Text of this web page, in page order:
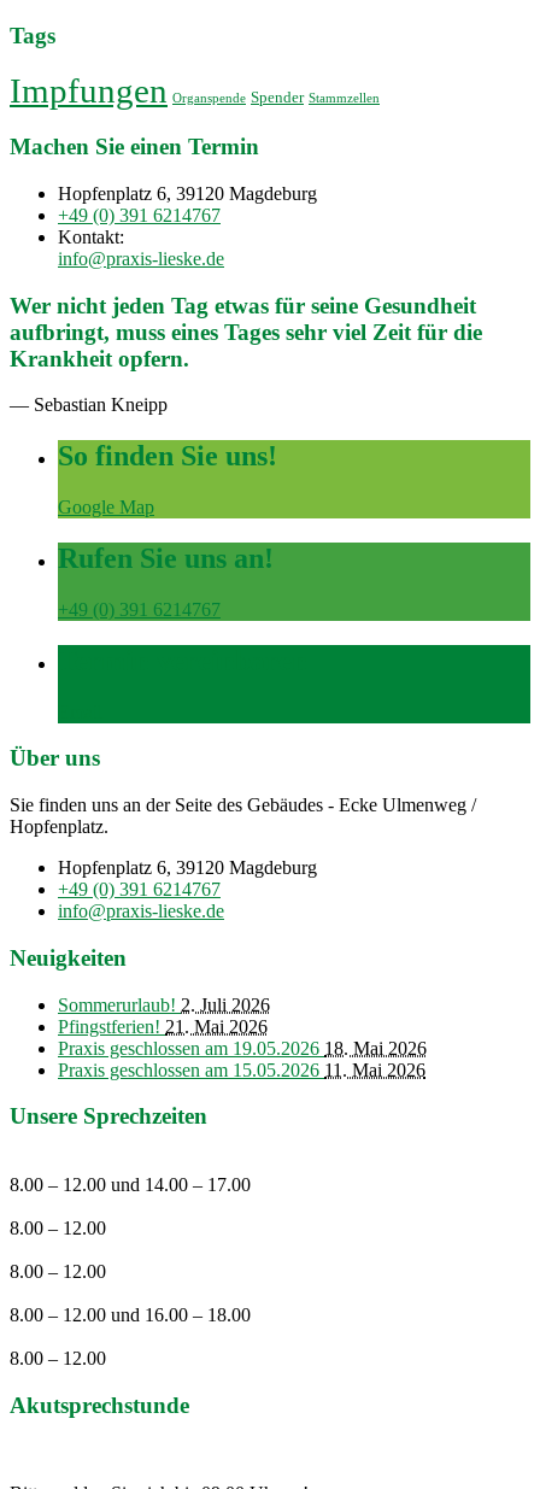
Tags
Impfungen Organspende Spender Stammzellen
Machen Sie einen Termin
Hopfenplatz 6, 39120 Magdeburg
+49 (0) 391 6214767
Kontakt:
info@praxis-lieske.de
Wer nicht jeden Tag etwas für seine Gesundheit
aufbringt, muss eines Tages sehr viel Zeit für die
Krankheit opfern.
— Sebastian Kneipp
So finden Sie uns!
Google Map
Rufen Sie uns an!
+49 (0) 391 6214767
Über uns
Sie finden uns an der Seite des Gebäudes - Ecke Ulmenweg /
Hopfenplatz.
Hopfenplatz 6, 39120 Magdeburg
+49 (0) 391 6214767
info@praxis-lieske.de
Neuigkeiten
Sommerurlaub! 2. Juli 2026
Pfingstferien! 21. Mai 2026
Praxis geschlossen am 19.05.2026 18. Mai 2026
Praxis geschlossen am 15.05.2026 11. Mai 2026
Unsere Sprechzeiten
8.00 – 12.00 und 14.00 – 17.00
8.00 – 12.00
8.00 – 12.00
8.00 – 12.00 und 16.00 – 18.00
8.00 – 12.00
Akutsprechstunde